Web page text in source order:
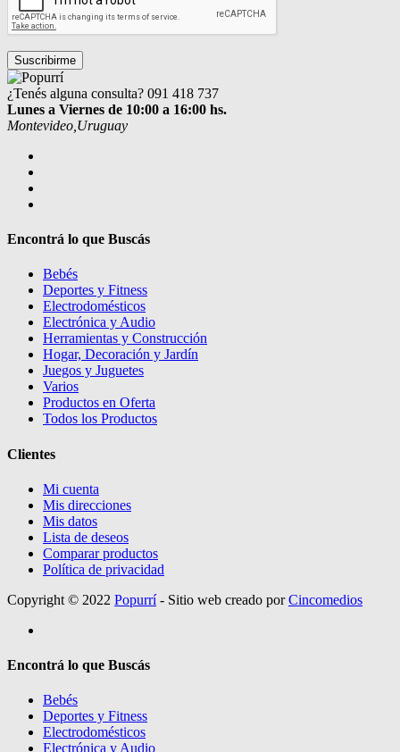
¿Tenés alguna consulta? 091 418 737
Lunes a Viernes de 10:00 a 16:00 hs.
Montevideo,Uruguay
Encontrá lo que Buscás
Bebés
Deportes y Fitness
Electrodomésticos
Electrónica y Audio
Herramientas y Construcción
Hogar, Decoración y Jardín
Juegos y Juguetes
Varios
Productos en Oferta
Todos los Productos
Clientes
Mi cuenta
Mis direcciones
Mis datos
Lista de deseos
Comparar productos
Política de privacidad
Copyright © 2022 Popurrí- Sitio web creado porCincomedios
Encontrá lo que Buscás
Bebés
Deportes y Fitness
Electrodomésticos
Electrónica y Audio